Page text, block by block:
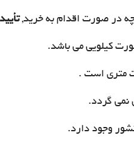
در صورت اقدام به خرید,
کیلویی می باشد.
متری است .
گردد.
وجود دارد.